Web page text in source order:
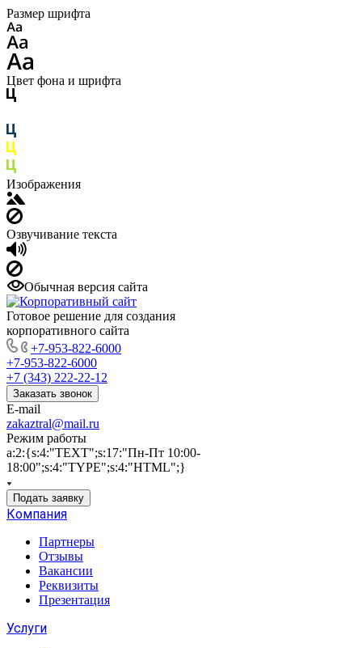
Размер шрифта
Цвет фона и шрифта
Изображения
Озвучивание текста
Обычная версия сайта
Готовое решение для создания
корпоративного сайта
+7-953-822-6000
+7-953-822-6000
+7 (343) 222-22-12
Заказать звонок
E-mail
zakaztral@mail.ru
Режим работы
a:2:{s:4:"TEXT";s:17:"Пн-Пт 10:00-
18:00";s:4:"TYPE";s:4:"HTML";}
Подать заявку
Компания
Партнеры
Отзывы
Вакансии
Реквизиты
Презентация
Услуги